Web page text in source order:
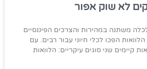
לא שוק אפור
משתנה במהירות והצרכים הפיננסיים
הפכו לכלי חיוני עבור רבים. עם
קיימים שני סוגים עיקריים: הלוואות